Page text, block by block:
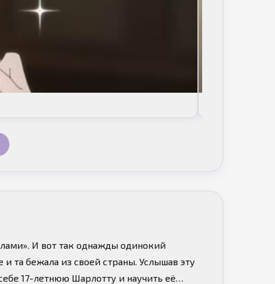
И вот так однажды одинокий
та бежала из своей страны. Услышав эту
17-летнюю Шарлотту и научить её